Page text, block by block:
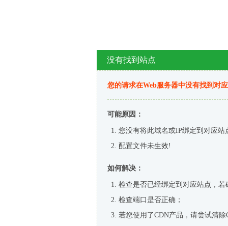
没有找到站点
您的请求在Web服务器中没有找到对
可能原因：
您没有将此域名或IP绑定到对应站
配置文件未生效!
如何解决：
检查是否已经绑定到对应站点，
检查端口是否正确；
若您使用了CDN产品，请尝试清除